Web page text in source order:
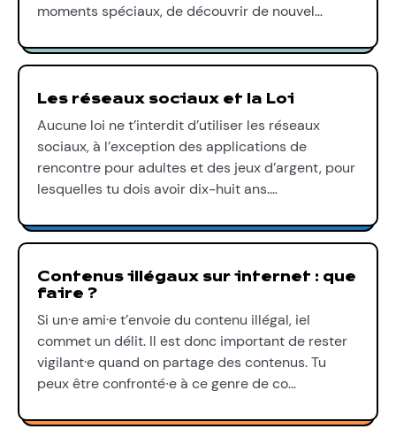
moments spéciaux, de découvrir de nouvel…
Les réseaux sociaux et la Loi
Aucune loi ne t’interdit d’utiliser les réseaux
sociaux, à l’exception des applications de
rencontre pour adultes et des jeux d’argent, pour
lesquelles tu dois avoir dix-huit ans.…
Contenus illégaux sur internet : que
faire ?
Si un·e ami·e t’envoie du contenu illégal, iel
commet un délit. Il est donc important de rester
vigilant·e quand on partage des contenus. Tu
peux être confronté∙e à ce genre de co…